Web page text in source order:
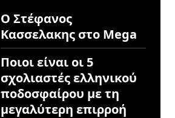
Ο Στέφανος
Κασσελακης στο Mega
Ποιοι είναι οι 5
σχολιαστές ελληνικού
ποδοσφαίρου με τη
μεγαλύτερη επιρροή